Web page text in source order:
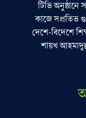
টিভি
কাজে সপ্রতিভ
দেশে-বিদেশে
শায়খ